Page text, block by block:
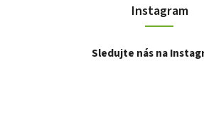
Instagram
Sledujte nás na